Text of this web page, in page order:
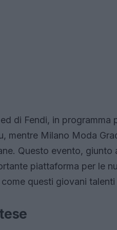
di Fendi, in programma
mentre Milano Moda
Questo evento, giunto
piattaforma per le
questi giovani